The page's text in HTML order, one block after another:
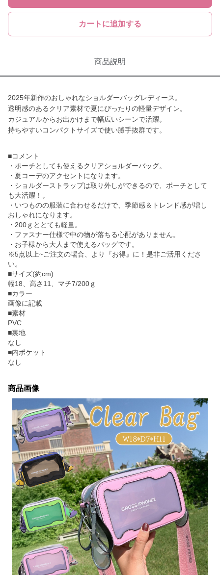
カートに追加する
商品説明
2025年新作のおしゃれなショルダーバッグレディース。
透明感のあるクリア素材で夏にぴったりの軽量デザイン。
カジュアルからお出かけまで幅広いシーンで活躍。
持ちやすいコンパクトサイズで使い勝手抜群です。
■コメント
・ポーチとしても使えるクリアショルダーバッグ。
・夏コーデのアクセントになります。
・ショルダーストラップは取り外しができるので、ポーチとして
も大活躍！。
・いつものの服装に合わせるだけで、季節感＆トレンド感が増し
おしゃれになります。
・200ｇととても軽量。
・ファスナー仕様で中の物が落ちる心配がありません。
・お子様から大人まで使えるバッグです。
※5点以上~ご注文の場合、より『お得』に！是非ご活用くださ
い。
■サイズ(約cm)
幅18、高さ11、マチ7/200ｇ
■カラー
画像に記載
■素材
PVC
■裏地
なし
■内ポケット
なし
商品画像